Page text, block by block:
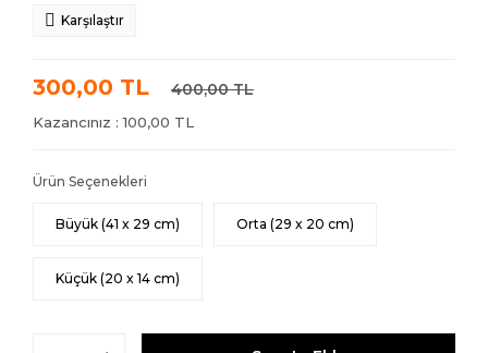
Karşılaştır
300,00 TL 400,00 TL
Kazancınız : 100,00 TL
Ürün Seçenekleri
Büyük (41 x 29 cm) Orta (29 x 20 cm)
Küçük (20 x 14 cm)